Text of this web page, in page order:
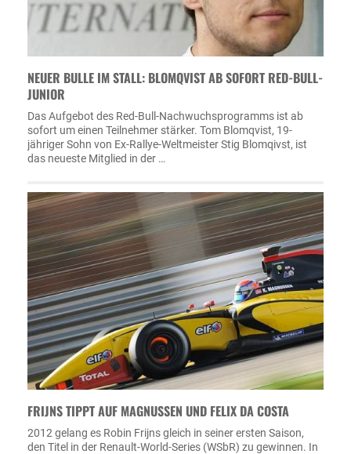
NEUER BULLE IM STALL: BLOMQVIST AB SOFORT RED-BULL-
JUNIOR
Das Aufgebot des Red-Bull-Nachwuchsprogramms ist ab
sofort um einen Teilnehmer stärker. Tom Blomqvist, 19-
jähriger Sohn von Ex-Rallye-Weltmeister Stig Blomqivst, ist
das neueste Mitglied in der …
FRIJNS TIPPT AUF MAGNUSSEN UND FELIX DA COSTA
2012 gelang es Robin Frijns gleich in seiner ersten Saison,
den Titel in der Renault-World-Series (WSbR) zu gewinnen. In